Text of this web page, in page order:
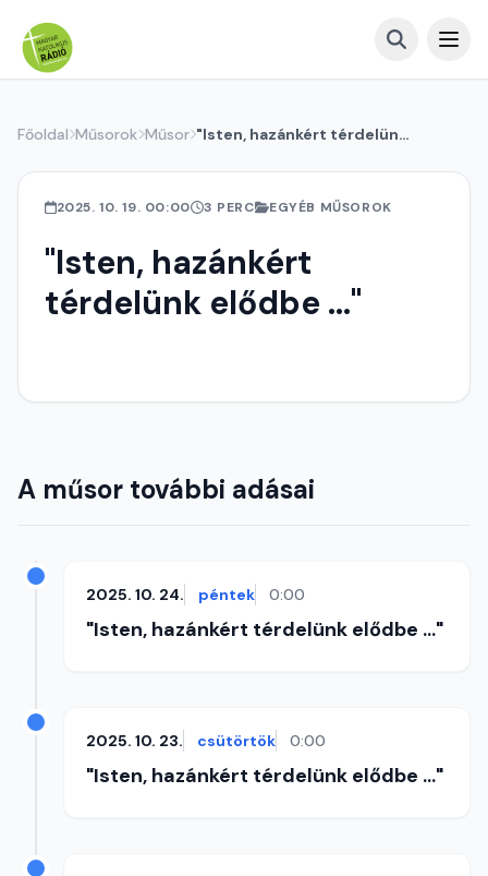
Főoldal Műsorok Műsor "Isten, hazánkért térdelünk elődbe ..."
2025. 10. 19. 00:00 3 PERC EGYÉB MŰSOROK
"Isten, hazánkért
térdelünk elődbe ..."
A műsor további adásai
2025. 10. 24. péntek 0:00
"Isten, hazánkért térdelünk elődbe ..."
2025. 10. 23. csütörtök 0:00
"Isten, hazánkért térdelünk elődbe ..."